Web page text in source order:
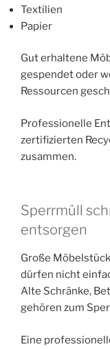
Textilien
Papier
Gut erhaltene
gespendet oder
Ressourcen
Professionelle
zertifizierten
zusammen.
Sperrmüll
entsorgen
Große
dürfen nicht
Alte Schränke,
gehören zum
Eine